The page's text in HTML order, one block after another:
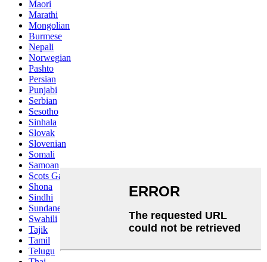
Maori
Marathi
Mongolian
Burmese
Nepali
Norwegian
Pashto
Persian
Punjabi
Serbian
Sesotho
Sinhala
Slovak
Slovenian
Somali
Samoan
Scots Gaelic
Shona
Sindhi
Sundanese
Swahili
Tajik
Tamil
Telugu